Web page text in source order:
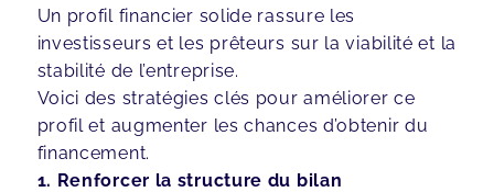
Un profil financier solide rassure les
investisseurs et les prêteurs sur la viabilité et la
stabilité de l’entreprise.
Voici des stratégies clés pour améliorer ce
profil et augmenter les chances d’obtenir du
financement.
1. Renforcer la structure du bilan